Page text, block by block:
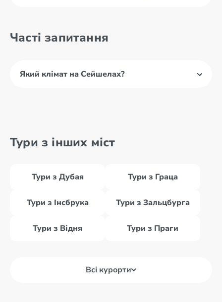
Часті запитання
Який клімат на Сейшелах?
Тури з інших міст
Тури з Дубая Тури з Граца
Тури з Інсбрука Тури з Зальцбурга
Тури з Відня Тури з Праги
Всі курорти